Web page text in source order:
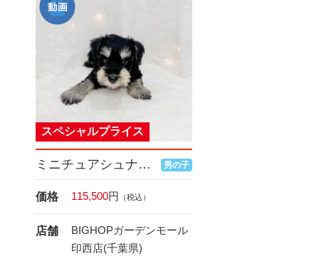
ミニチュアシュナウザー 男の子
スペシャルプライス
価格 115,500円 （税込）
店舗
BIGHOPガーデンモール
印西店(千葉県)